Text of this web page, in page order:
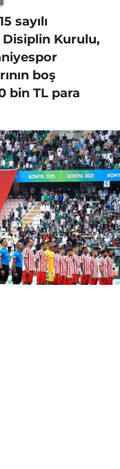
sayılı
Disiplin Kurulu,
boş
bin TL para